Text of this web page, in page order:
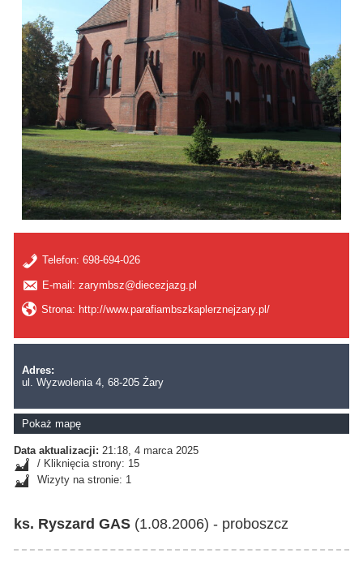
Telefon:698-694-026
E-mail: zarymbsz@diecezjazg.pl
Strona: http://www.parafiambszkaplerznejzary.pl/
Adres:
ul. Wyzwolenia 4, 68-205 Żary
Pokaż mapę
Data aktualizacji: 21:18, 4 marca 2025
/ Kliknięcia strony: 15
Wizyty na stronie: 1
ks. Ryszard GAS (1.08.2006) - proboszcz